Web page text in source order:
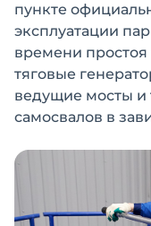
пункте
эксплуатации
времени
тяговые
ведущие мосты и
самосвалов в